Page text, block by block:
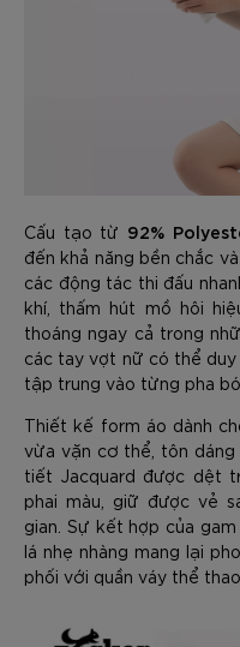
Cấu tạo từ 92%
đến khả năng bền chắc
các động tác thi đấu
khí, thấm hút mồ hôi
thoáng ngay cả trong
các tay vợt nữ có thể duy
tập trung vào từng pha
Thiết kế form áo dành
vừa vặn cơ thể, tôn dáng
tiết Jacquard được dệt
phai màu, giữ được vẻ
gian. Sự kết hợp của
lá nhẹ nhàng mang lại
phối với quần váy thể thao.